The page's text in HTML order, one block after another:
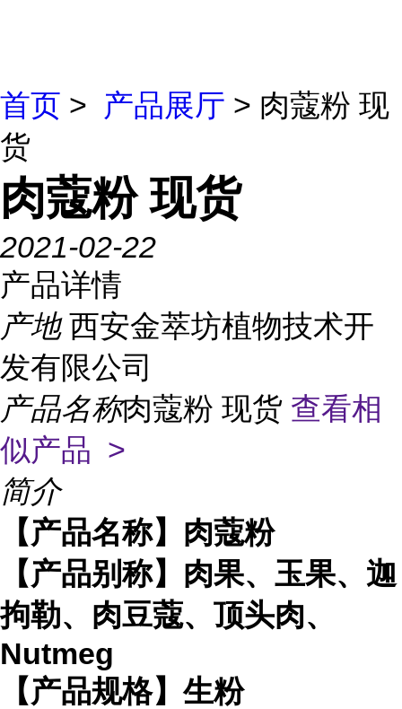
首页 > 产品展厅 > 肉蔻粉 现
货
肉蔻粉 现货
2021-02-22
产品详情
产地 西安金萃坊植物技术开
发有限公司
产品名称肉蔻粉 现货 查看相
似产品 >
简介
【产品名称】肉蔻粉
【产品别称】肉果、玉果、迦
拘勒、肉豆蔻、顶头肉、
Nutmeg
【产品规格】生粉